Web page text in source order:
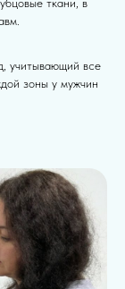
ткани, в
учитывающий все
зоны у мужчин